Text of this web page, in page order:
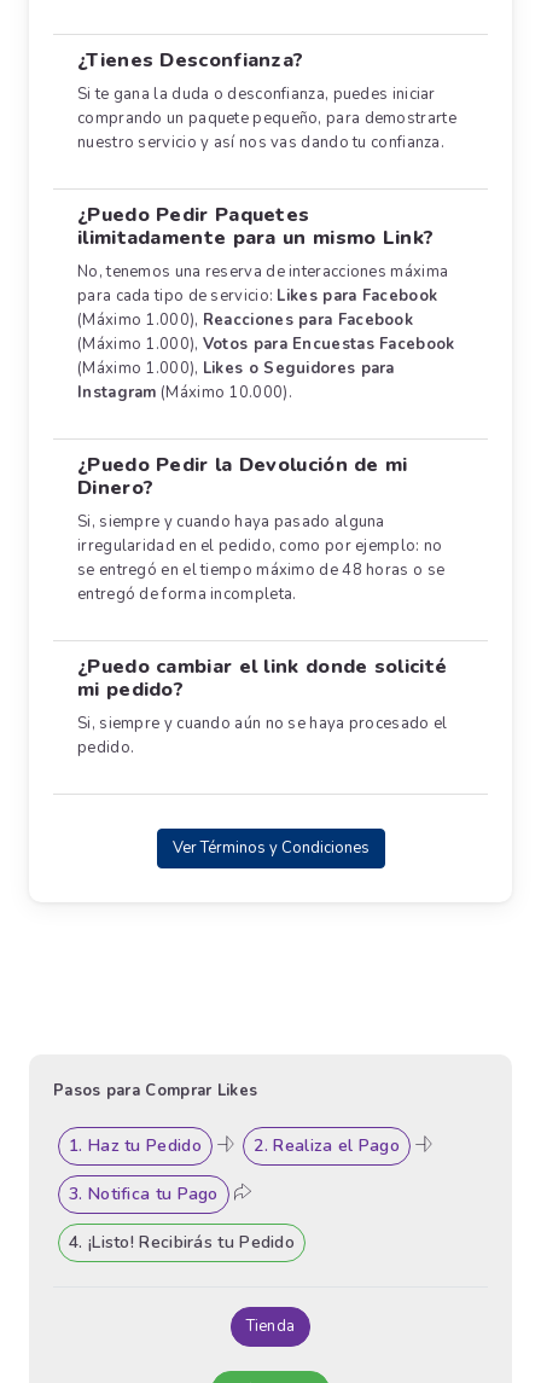
¿Tienes Desconfianza?
Si te gana la duda o desconfianza, puedes iniciar
comprando un paquete pequeño, para demostrarte
nuestro servicio y así nos vas dando tu confianza.
¿Puedo Pedir Paquetes
ilimitadamente para un mismo Link?
No, tenemos una reserva de interacciones máxima
para cada tipo de servicio: Likes para Facebook
(Máximo 1.000), Reacciones para Facebook
(Máximo 1.000), Votos para Encuestas Facebook
(Máximo 1.000), Likes o Seguidores para
Instagram (Máximo 10.000).
¿Puedo Pedir la Devolución de mi
Dinero?
Si, siempre y cuando haya pasado alguna
irregularidad en el pedido, como por ejemplo: no
se entregó en el tiempo máximo de 48 horas o se
entregó de forma incompleta.
¿Puedo cambiar el link donde solicité
mi pedido?
Si, siempre y cuando aún no se haya procesado el
pedido.
Ver Términos y Condiciones
Pasos para Comprar Likes
1. Haz tu Pedido 2. Realiza el Pago
3. Notifica tu Pago
4. ¡Listo! Recibirás tu Pedido
Tienda